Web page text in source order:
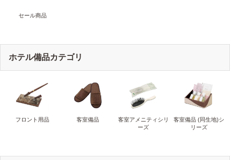
セール商品
ホテル備品カテゴリ
フロント用品 客室備品
客室アメニティシリ
ーズ
客室備品 (同生地)シ
リーズ